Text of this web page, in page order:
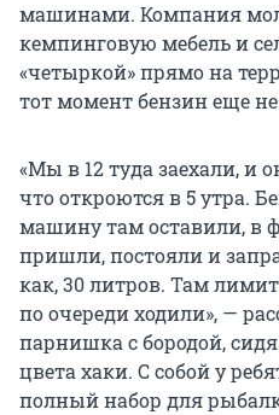
машинами. Компания
кемпинговую мебель и
«четыркой» прямо на
тот момент бензин еще
«Мы в 12 туда заехали, и
что откроются в 5 утра.
машину там оставили, в
пришли, постояли и
как, 30 литров. Там
по очереди ходили», —
парнишка с бородой,
цвета хаки. С собой у
полный набор для